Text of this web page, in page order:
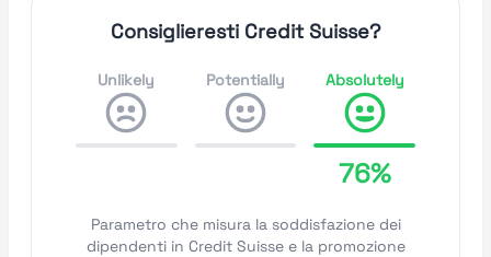
Consiglieresti Credit Suisse?
Unlikely Potentially Absolutely
76%
Parametro che misura la soddisfazione dei
dipendenti in Credit Suisse e la promozione